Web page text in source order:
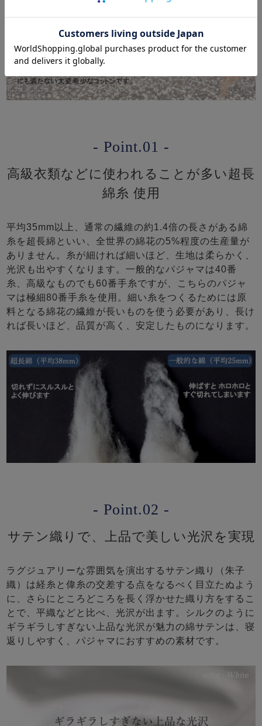
- Point.01 -
高級衣類などに使われることが多い超長
綿糸 使用
平均35mm以上、通常の繊維の約1.4倍の長さがある綿
糸を超長綿といい、全世界の綿花の5%程度の生産量が
ありません。糸が細ければ細いほど、生地は柔らかく、
光沢も出やすくなります。一般的なパジャマは40番
糸、高級なものでも60番手糸ですが、こちらのパジャ
マは極細80番手糸を使用。細い糸をつくるためには原
料となる綿花の繊維が長いものを使う必要があり、長け
れば長いほど、品質が高く、安定したものになります。
- Point.02 -
サテン織りで、上品で美しい光沢を実現
ラグジュアリーな雰囲気を演出するサテン織り（朱子
織）は経糸と偉糸の交差する点をなるべく目立たぬよう
に、さらにところどころを長く浮かせた織り方をするこ
とで、平織などと比べ、光沢が出ます。シルクのように
ギラギラしすぎない上品な光沢が魅力の綿サテンは、寝
返りしやすく、パジャマにおすすめの素材です。